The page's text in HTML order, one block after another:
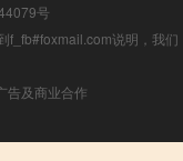
号
f_fb#foxmail.com说明，我们
告及商业合作